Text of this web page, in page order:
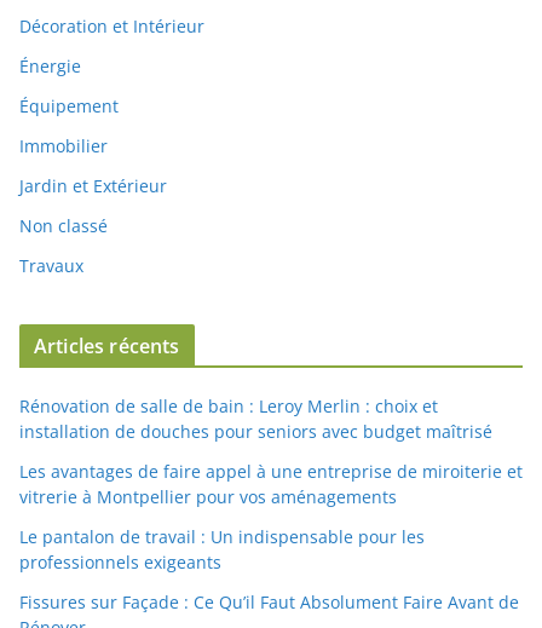
Décoration et Intérieur
Énergie
Équipement
Immobilier
Jardin et Extérieur
Non classé
Travaux
Articles récents
Rénovation de salle de bain : Leroy Merlin : choix et
installation de douches pour seniors avec budget maîtrisé
Les avantages de faire appel à une entreprise de miroiterie et
vitrerie à Montpellier pour vos aménagements
Le pantalon de travail : Un indispensable pour les
professionnels exigeants
Fissures sur Façade : Ce Qu’il Faut Absolument Faire Avant de